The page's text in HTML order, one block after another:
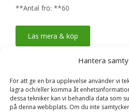
Hantera
För att ge en bra upplevelse använder vi
lagra och/eller komma åt
dessa tekniker kan vi behandla data som
på denna webbplats. Om du inte
**Antal frö: **60
Läs mera & köp
Recensioner (0)